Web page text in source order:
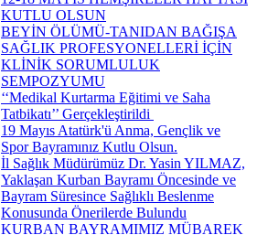
KUTLU OLSUN
BEYİN ÖLÜMÜ-TANIDAN BAĞIŞA
SAĞLIK PROFESYONELLERİ İÇİN
KLİNİK SORUMLULUK
SEMPOZYUMU
‘‘Medikal Kurtarma Eğitimi ve Saha
Tatbikatı’’ Gerçekleştirildi ​
19 Mayıs Atatürk'ü Anma, Gençlik ve
Spor Bayramınız Kutlu Olsun.
İl Sağlık Müdürümüz Dr. Yasin YILMAZ,
Yaklaşan Kurban Bayramı Öncesinde ve
Bayram Süresince Sağlıklı Beslenme
Konusunda Önerilerde Bulundu
KURBAN BAYRAMIMIZ MÜBAREK